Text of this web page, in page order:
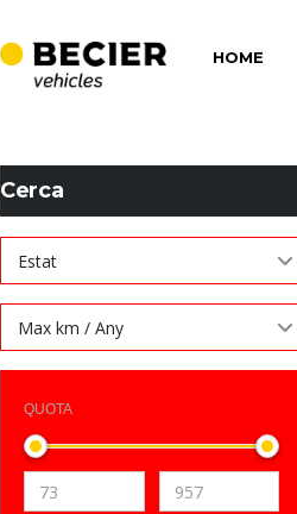
HOME
BECIER MOBILITAT
Cerca
Estat
Max km / Any
QUOTA